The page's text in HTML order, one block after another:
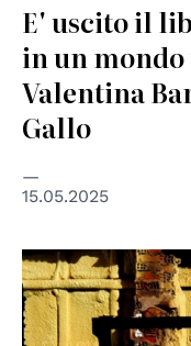
E' uscito il
in un
Valentina
Gallo
15.05.2025
© GRETA